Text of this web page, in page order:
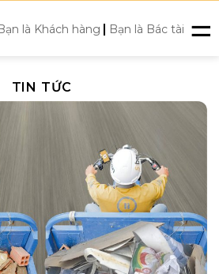
là Khách hàng | Bạn là Bác tài
TIN TỨC